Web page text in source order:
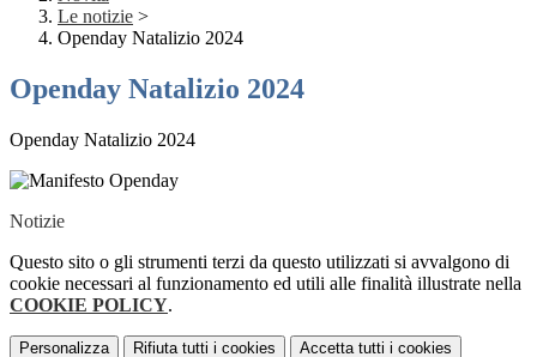
Le notizie >
Openday Natalizio 2024
Openday Natalizio 2024
Openday Natalizio 2024
Notizie
Questo sito o gli strumenti terzi da questo utilizzati si avvalgono di
cookie necessari al funzionamento ed utili alle finalità illustrate nella
COOKIE POLICY.
Personalizza Rifiuta tutti i cookies Accetta tutti i cookies